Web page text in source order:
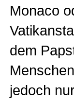
Monaco
dem
jedoch